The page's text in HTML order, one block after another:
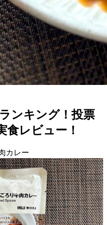
ンキング！投票
食レビュー！
カレー